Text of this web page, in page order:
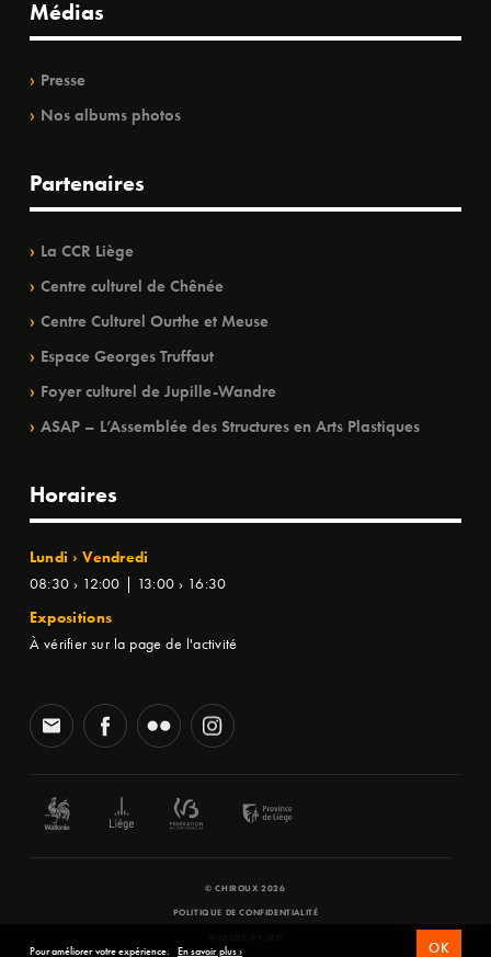
Médias
Presse
Nos albums photos
Partenaires
La CCR Liège
Centre culturel de Chênée
Centre Culturel Ourthe et Meuse
Espace Georges Truffaut
Foyer culturel de Jupille-Wandre
ASAP – L’Assemblée des Structures en Arts Plastiques
Horaires
Lundi › Vendredi
08:30 › 12:00 | 13:00 › 16:30
Expositions
À vérifier sur la page de l'activité
© CHIROUX 2026
POLITIQUE DE CONFIDENTIALITÉ
Pour améliorer votre expérience. En savoir plus › OK